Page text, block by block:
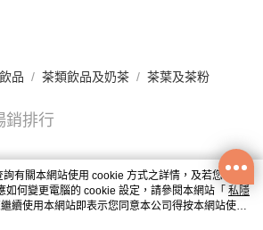
或以上免運費
品 茶類飲品及奶茶 茶葉及茶粉
銷排行
有關本網站使用 cookie 方式之詳情，及若您不希
如何變更電腦的 cookie 設定，請參閱本網站「 私隱
續使用本網站即表示您同意本公司得按本網站使用
。